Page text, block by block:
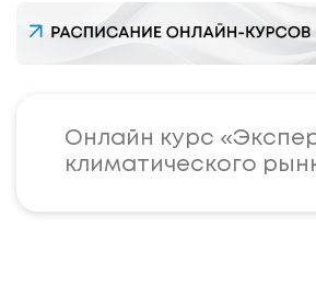
Онлайн курс
климатического